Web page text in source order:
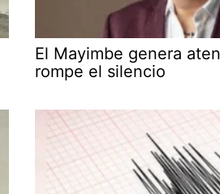
El Mayimbe genera
rompe el silencio